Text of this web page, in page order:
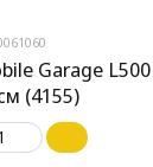
Garage L500
(4155)